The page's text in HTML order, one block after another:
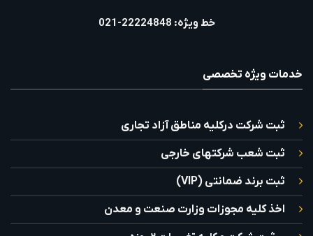
خط ویژه: 22224848-021
خدمات ویژه تخصصی
ثبت شرکت درکلیه مناطق آزاد تجاری
ثبت شعب شرکتهای خارجی
ثبت برند ضمانتی (VIP)
اخذ کلیه مجوزات وزارت صنعت و معدن